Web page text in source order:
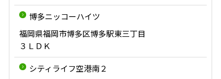
博多ニッコーハイツ
福岡県福岡市博多区博多駅東三丁目
３ＬＤＫ
シティライフ空港南２